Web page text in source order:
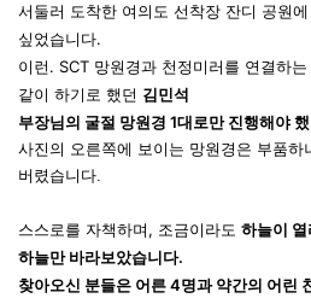
서둘러 도착한 여의도 선착장 잔디 공원
싶었습니다.
이런. SCT 망원경과 천정미러를 연결하
같이 하기로 했던 김민석
부장님의 굴절 망원경 1대로만진행해야
사진의 오른쪽에 보이는 망원경은 부품하
버렸습니다.
스스로를 자책하며, 조금이라도 하늘이
하늘만바라보았습니다.
찾아오신 분들은 어른 4명과 약간의 어린